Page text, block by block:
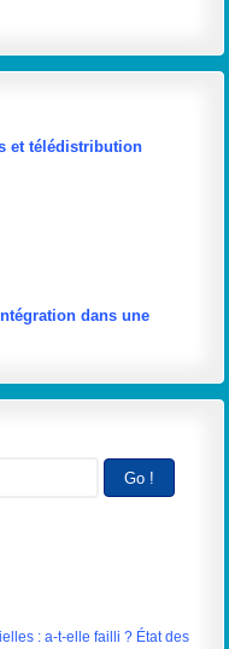
et télédistribution
dans une
: a-t-elle failli ? État des